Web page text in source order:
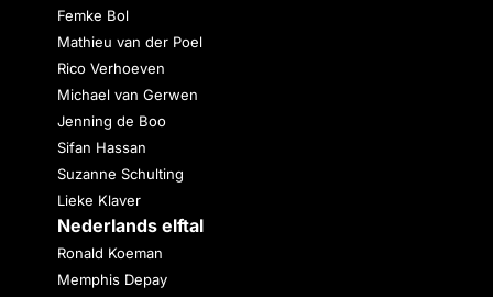
Femke Bol
Mathieu van der Poel
Rico Verhoeven
Michael van Gerwen
Jenning de Boo
Sifan Hassan
Suzanne Schulting
Lieke Klaver
Nederlands elftal
Ronald Koeman
Memphis Depay